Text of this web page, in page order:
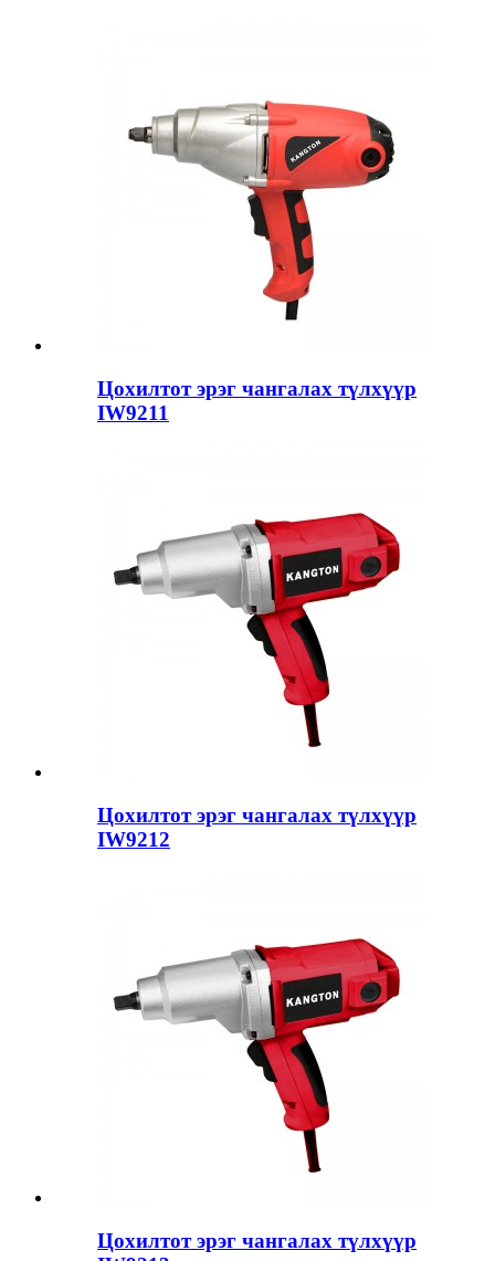
Цохилтот эрэг чангалах түлхүүр
IW9211
Цохилтот эрэг чангалах түлхүүр
IW9212
Цохилтот эрэг чангалах түлхүүр